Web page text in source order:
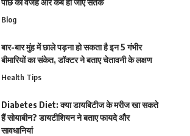
पीछे की वजह और कब हो जाएं सतर्क
Blog
बार-बार मुंह में छाले पड़ना हो सकता है इन 5 गंभीर
बीमारियों का संकेत, डॉक्टर ने बताए चेतावनी के लक्षण
Health Tips
Diabetes Diet: क्या डायबिटीज के मरीज खा सकते
हैं सोयाबीन? डायटीशियन ने बताए फायदे और
सावधानियां